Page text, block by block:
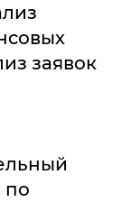
заявок
по